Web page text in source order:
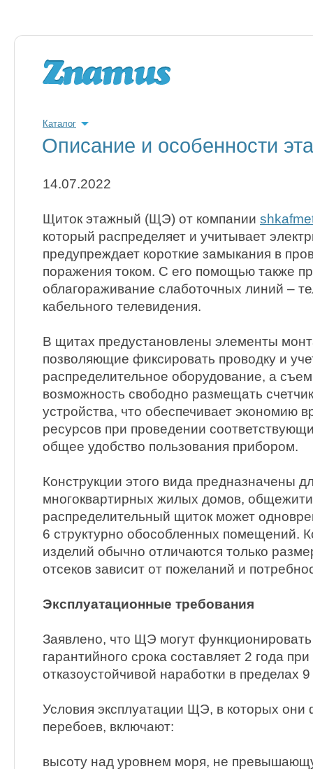
Каталог
Описание и особенности
14.07.2022
Щиток этажный (ЩЭ) от компании
который распределяет и учитывает
предупреждает короткие замыкания в
поражения током. С его помощью также
облагораживание слаботочных линий –
кабельного телевидения.
В щитах предустановлены элементы
позволяющие фиксировать проводку и
распределительное оборудование, а
возможность свободно размещать
устройства, что обеспечивает экономию
ресурсов при проведении
общее удобство пользования прибором.
Конструкции этого вида предназначены
многоквартирных жилых домов,
распределительный щиток может
6 структурно обособленных помещений.
изделий обычно отличаются только
отсеков зависит от пожеланий и
Эксплуатационные требования
Заявлено, что ЩЭ могут функционировать
гарантийного срока составляет 2 года
отказоустойчивой наработки в пределах
Условия эксплуатации ЩЭ, в которых они
перебоев, включают:
высоту над уровнем моря, не